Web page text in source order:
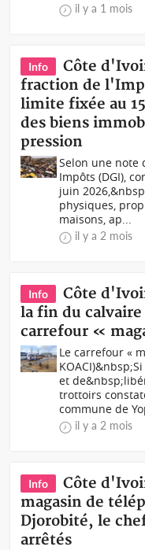
il y a 1 mois
Info
Côte
fraction de
limite fixée au
des biens
pression
Selon une note
Impôts (DGI),
juin
physiques,
maisons, ap...
il y a 2 mois
Info
Côte
la fin du
carrefour «
Le carrefour «
et
trottoirs
commune de
il y a 2 mois
Info
Côte
magasin de
Djorobité, le
arrêtés